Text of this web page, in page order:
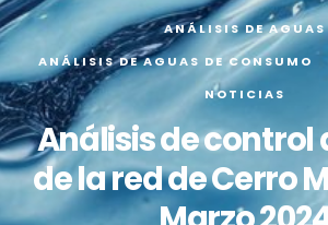
ANÁLISIS DE AGUAS
ANÁLISIS DE AGUAS DE CONSUMO
NOTICIAS
Análisis de control
de la red de Cerro